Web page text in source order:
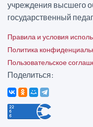
учреждения высшего
государственный
Правила и условия
Политика
Пользовательское
Поделиться: